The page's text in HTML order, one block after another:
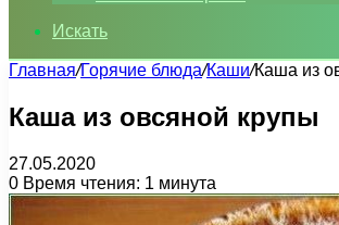
Искать
Главная/Горячие блюда/Каши/Каша из
Каша из овсяной крупы
27.05.2020
0 Время чтения: 1 минута